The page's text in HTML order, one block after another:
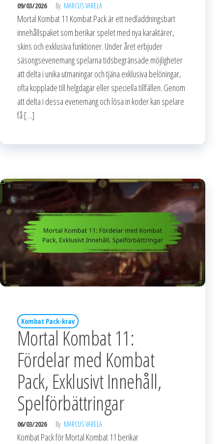
09/03/2026 By MARCUS VARELA
Mortal Kombat 11 Kombat Pack är ett nedladdningsbart
innehållspaket som berikar spelet med nya karaktärer,
skins och exklusiva funktioner. Under året erbjuder
säsongsevenemang spelarna tidsbegränsade möjligheter
att delta i unika utmaningar och tjäna exklusiva belöningar,
ofta kopplade till helgdagar eller speciella tillfällen. Genom
att delta i dessa evenemang och lösa in koder kan spelare
få […]
Kombat Pack-krav
Mortal Kombat 11:
Fördelar med Kombat
Pack, Exklusivt Innehåll,
Spelförbättringar
06/03/2026 By MARCUS VARELA
Kombat Pack för Mortal Kombat 11 berikar